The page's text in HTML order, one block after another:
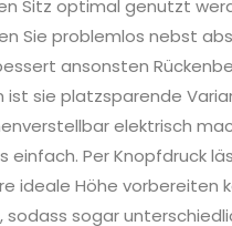
Sitz optimal genutzt
Sie problemlos nebst
ansonsten
ist sie platzsparende
elektrisch
einfach. Per Knopfdruck
ideale Höhe vorbereiten
sogar